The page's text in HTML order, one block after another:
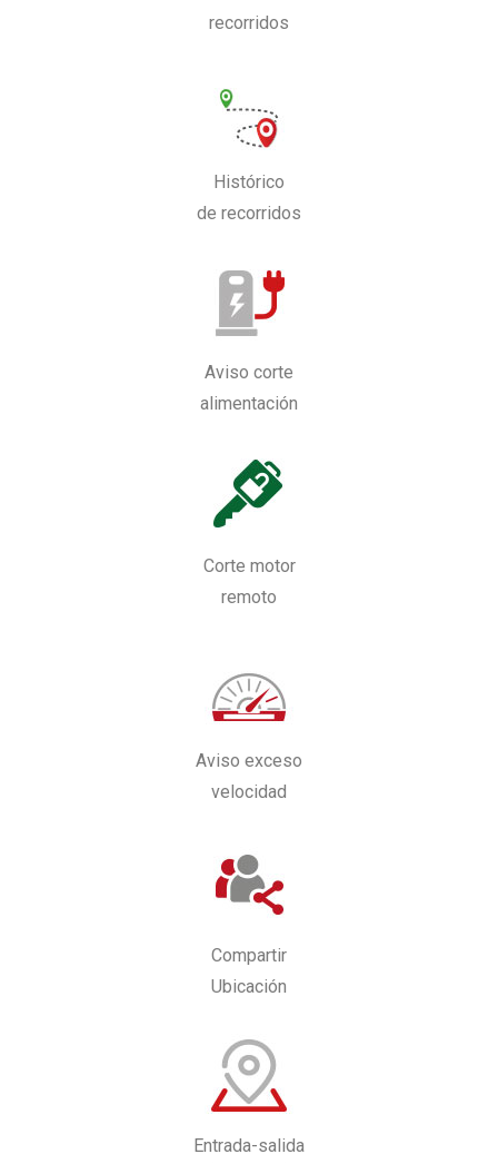
recorridos
Histórico
de recorridos
Aviso corte
alimentación
Corte motor
remoto
Aviso exceso
velocidad
Compartir
Ubicación
Entrada-salida